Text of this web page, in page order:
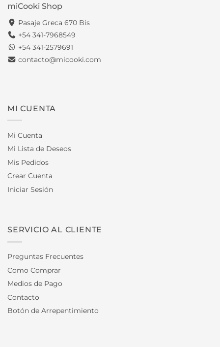
miCooki Shop
Pasaje Greca 670 Bis
+54 341-7968549
+54 341-2579691
contacto@micooki.com
MI CUENTA
Mi Cuenta
Mi Lista de Deseos
Mis Pedidos
Crear Cuenta
Iniciar Sesión
SERVICIO AL CLIENTE
Preguntas Frecuentes
Como Comprar
Medios de Pago
Contacto
Botón de Arrepentimiento